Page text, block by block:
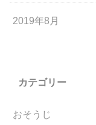
2019年8月
カテゴリー
おそうじ